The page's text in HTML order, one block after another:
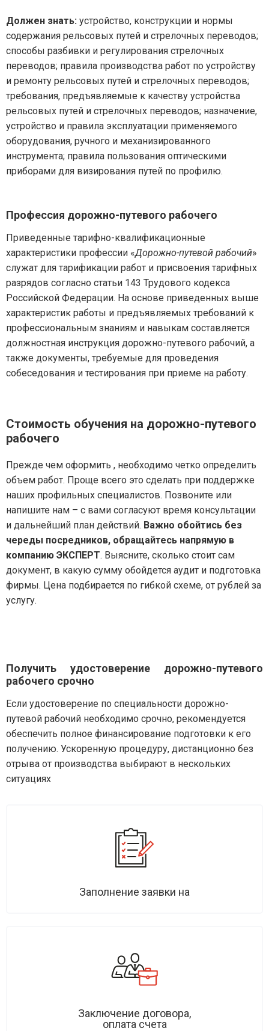
Должен знать: устройство, конструкции и нормы
содержания рельсовых путей и стрелочных переводов;
способы разбивки и регулирования стрелочных
переводов; правила производства работ по устройству
и ремонту рельсовых путей и стрелочных переводов;
требования, предъявляемые к качеству устройства
рельсовых путей и стрелочных переводов; назначение,
устройство и правила эксплуатации применяемого
оборудования, ручного и механизированного
инструмента; правила пользования оптическими
приборами для визирования путей по профилю.
Профессия дорожно-путевого рабочего
Приведенные тарифно-квалификационные
характеристики профессии «Дорожно-путевой рабочий»
служат для тарификации работ и присвоения тарифных
разрядов согласно статьи 143 Трудового кодекса
Российской Федерации. На основе приведенных выше
характеристик работы и предъявляемых требований к
профессиональным знаниям и навыкам составляется
должностная инструкция дорожно-путевого рабочий, а
также документы, требуемые для проведения
собеседования и тестирования при приеме на работу.
Стоимость обучения на дорожно-путевого
рабочего
Прежде чем оформить , необходимо четко определить
объем работ. Проще всего это сделать при поддержке
наших профильных специалистов. Позвоните или
напишите нам – с вами согласуют время консультации
и дальнейший план действий. Важно обойтись без
череды посредников, обращайтесь напрямую в
компанию ЭКСПЕРТ. Выясните, сколько стоит сам
документ, в какую сумму обойдется аудит и подготовка
фирмы. Цена подбирается по гибкой схеме, от рублей за
услугу.
Получить удостоверение дорожно-путевого
рабочего срочно
Если удостоверение по специальности дорожно-
путевой рабочий необходимо срочно, рекомендуется
обеспечить полное финансирование подготовки к его
получению. Ускоренную процедуру, дистанционно без
отрыва от производства выбирают в нескольких
ситуациях
Заполнение заявки на
Заключение договора,
оплата счета